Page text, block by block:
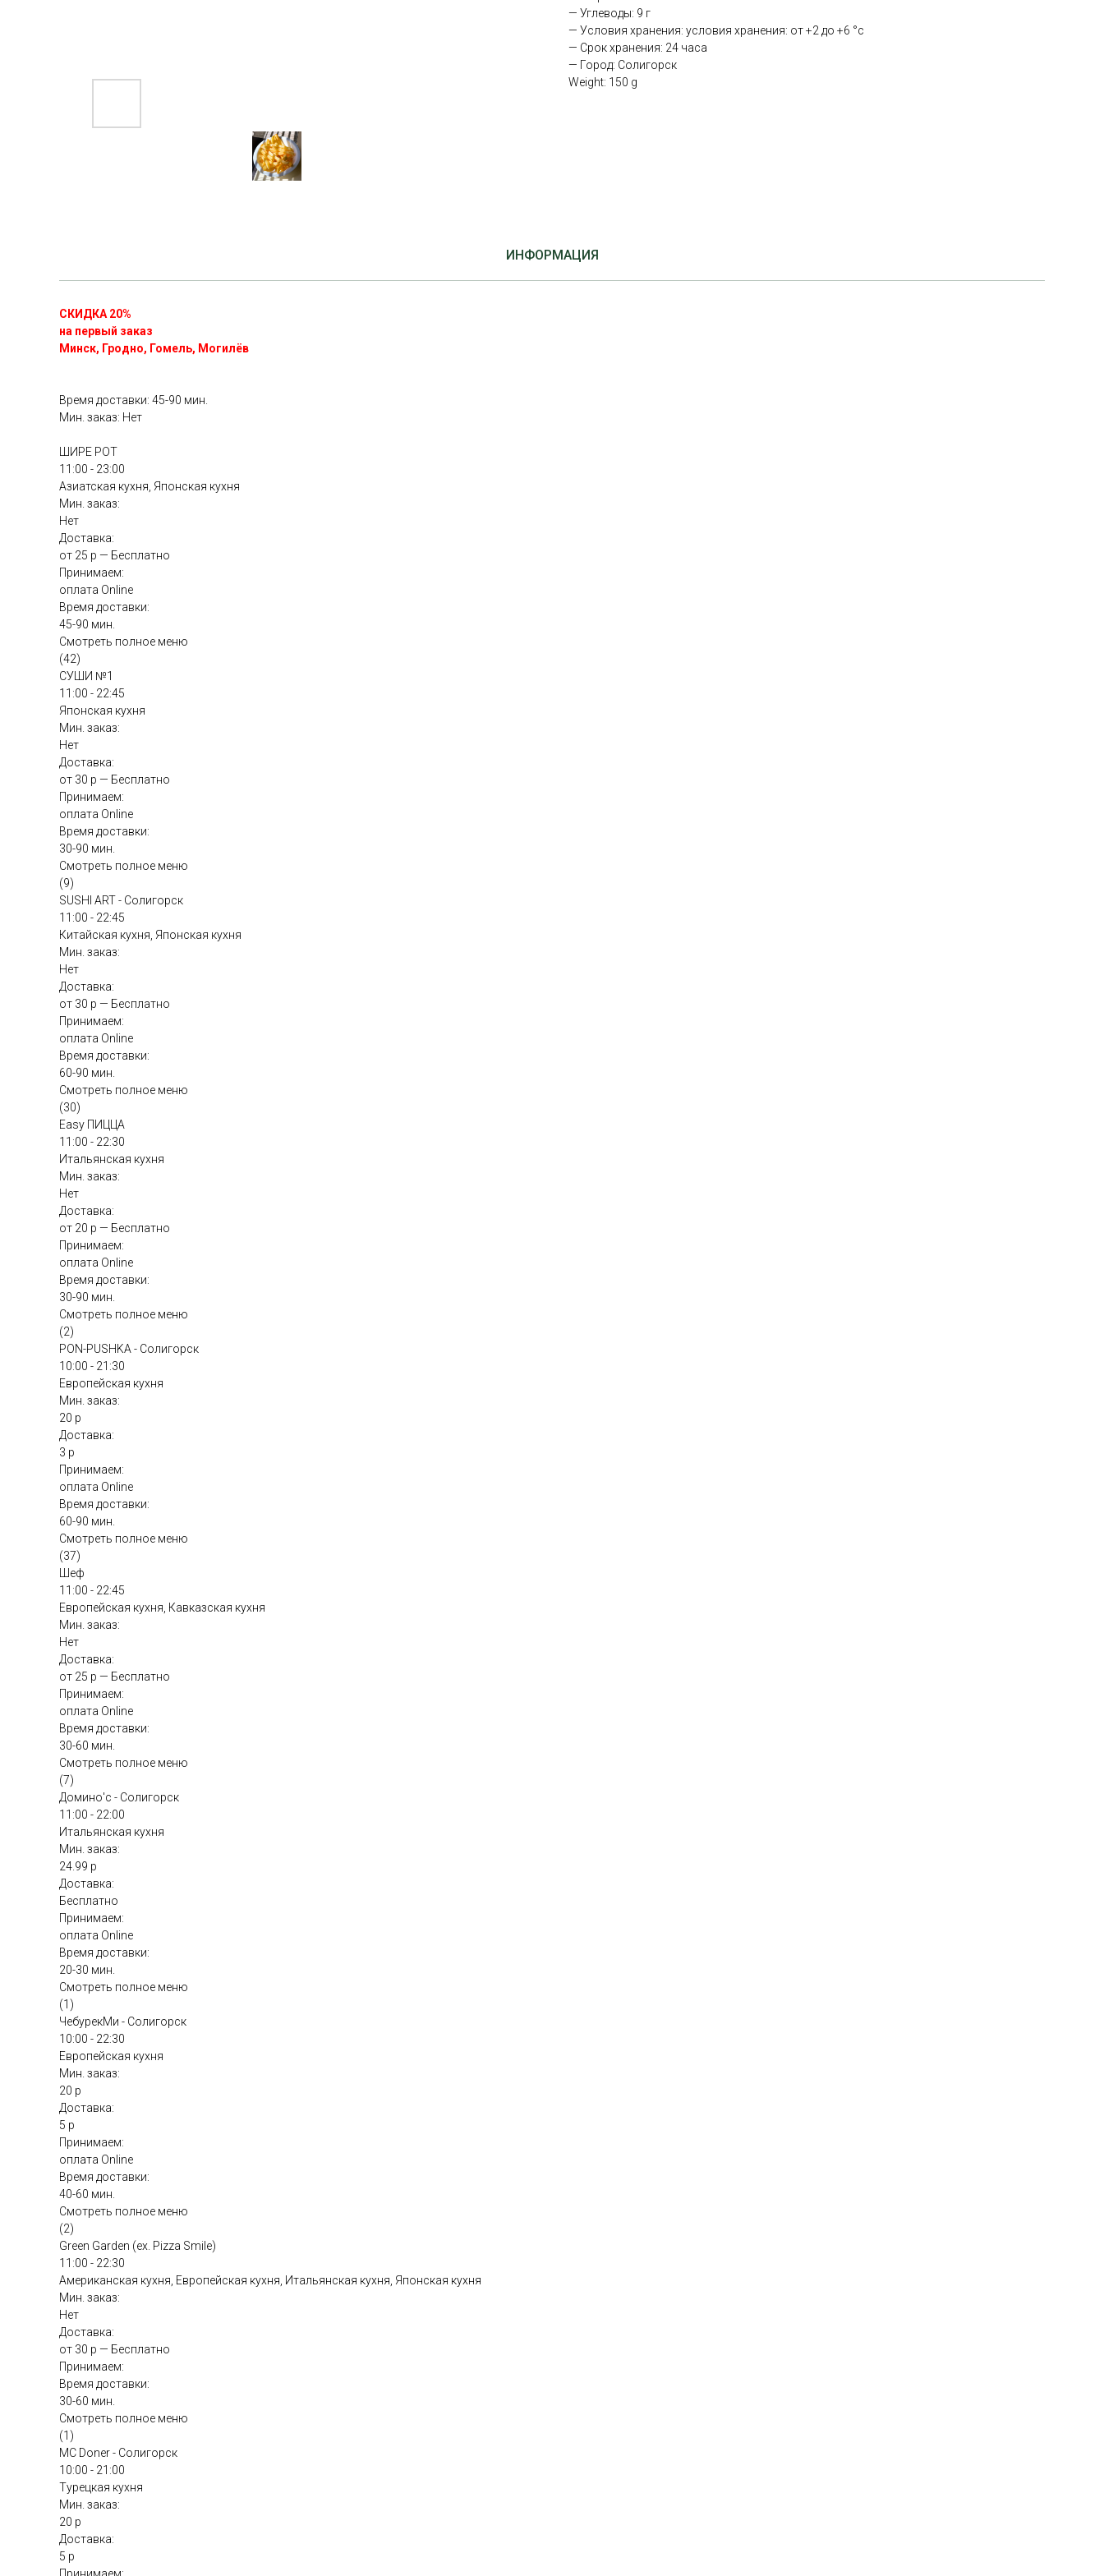
— Углеводы: 9 г
— Условия хранения: условия хранения: от +2 до +6 °с
— Срок хранения: 24 часа
— Город: Солигорск
Weight: 150 g
ИНФОРМАЦИЯ
СКИДКА 20%
на первый заказ
Минск, Гродно, Гомель, Могилёв
Время доставки: 45-90 мин.
Мин. заказ: Нет
ШИРЕ РОТ
11:00 - 23:00
Азиатская кухня, Японская кухня
Мин. заказ:
Нет
Доставка:
от 25 р — Бесплатно
Принимаем:
оплата Online
Время доставки:
45-90 мин.
Смотреть полное меню
(42)
СУШИ №1
11:00 - 22:45
Японская кухня
Мин. заказ:
Нет
Доставка:
от 30 р — Бесплатно
Принимаем:
оплата Online
Время доставки:
30-90 мин.
Смотреть полное меню
(9)
SUSHI ART - Солигорск
11:00 - 22:45
Китайская кухня, Японская кухня
Мин. заказ:
Нет
Доставка:
от 30 р — Бесплатно
Принимаем:
оплата Online
Время доставки:
60-90 мин.
Смотреть полное меню
(30)
Easy ПИЦЦА
11:00 - 22:30
Итальянская кухня
Мин. заказ:
Нет
Доставка:
от 20 р — Бесплатно
Принимаем:
оплата Online
Время доставки:
30-90 мин.
Смотреть полное меню
(2)
PON-PUSHKA - Солигорск
10:00 - 21:30
Европейская кухня
Мин. заказ:
20 р
Доставка:
3 р
Принимаем:
оплата Online
Время доставки:
60-90 мин.
Смотреть полное меню
(37)
Шеф
11:00 - 22:45
Европейская кухня, Кавказская кухня
Мин. заказ:
Нет
Доставка:
от 25 р — Бесплатно
Принимаем:
оплата Online
Время доставки:
30-60 мин.
Смотреть полное меню
(7)
Домино'с - Солигорск
11:00 - 22:00
Итальянская кухня
Мин. заказ:
24.99 р
Доставка:
Бесплатно
Принимаем:
оплата Online
Время доставки:
20-30 мин.
Смотреть полное меню
(1)
ЧебурекМи - Солигорск
10:00 - 22:30
Европейская кухня
Мин. заказ:
20 р
Доставка:
5 р
Принимаем:
оплата Online
Время доставки:
40-60 мин.
Смотреть полное меню
(2)
Green Garden (ex. Pizza Smile)
11:00 - 22:30
Американская кухня, Европейская кухня, Итальянская кухня, Японская кухня
Мин. заказ:
Нет
Доставка:
от 30 р — Бесплатно
Принимаем:
Время доставки:
30-60 мин.
Смотреть полное меню
(1)
MC Doner - Солигорск
10:00 - 21:00
Турецкая кухня
Мин. заказ:
20 р
Доставка:
5 р